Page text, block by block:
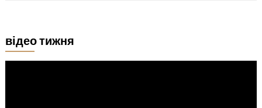
відео тижня